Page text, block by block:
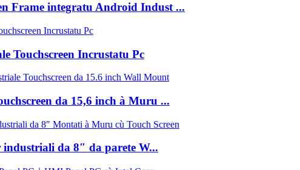
Frame integratu Android Indust ...
Touchscreen Incrustatu Pc
da 15,6 inch à Muru ...
da 8″ da parete W...